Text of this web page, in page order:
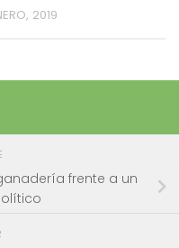
2019
frente a un